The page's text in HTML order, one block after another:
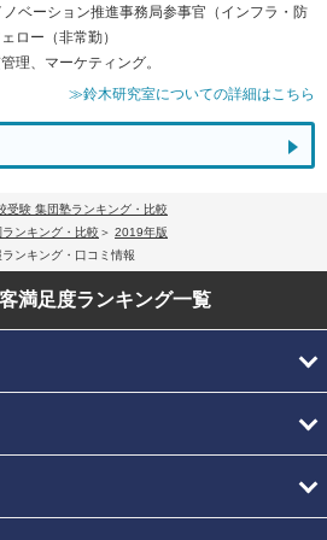
ベーション推進事務局参事官（インフラ・防
ロー（非常勤）
理、マーケティング。
≫鈴木研究室についての詳細はこちら
受験 集団塾ランキング・比較
ンキング・比較
2019年版
ンキング・口コミ情報
満足度ランキング一覧